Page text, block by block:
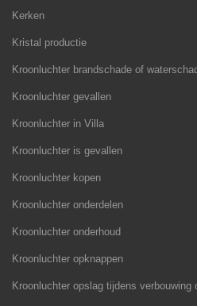
Kerken
Kristal productie
Kroonluchter brandschade of
Kroonluchter gevallen
Kroonluchter in Villa
Kroonluchter is gevallen
Kroonluchter kopen
Kroonluchter onderdelen
Kroonluchter onderhoud
Kroonluchter opknappen
Kroonluchter opslag tijdens verbouwing